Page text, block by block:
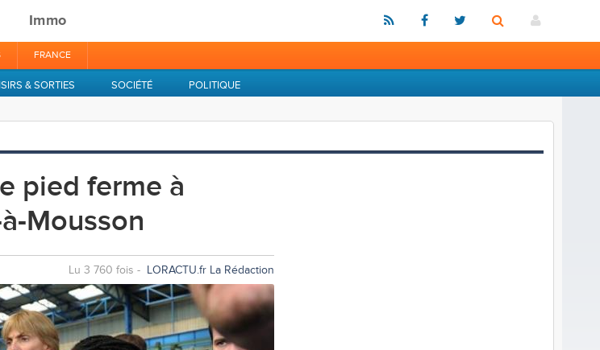
Immo
FRANCE
& SORTIES SOCIÉTÉ POLITIQUE
pied ferme à
Mousson
Lu 3 760 fois - LORACTU.fr La Rédaction